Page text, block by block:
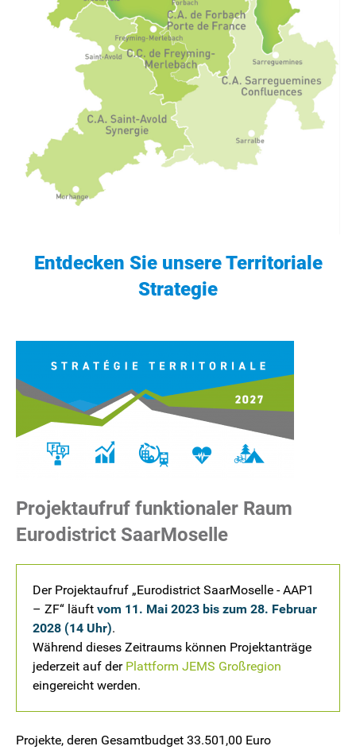
Entdecken Sie unsere Territoriale
Strategie
Projektaufruf funktionaler Raum
Eurodistrict SaarMoselle
Der Projektaufruf „Eurodistrict SaarMoselle - AAP1
– ZF“ läuft vom 11. Mai 2023 bis zum 28. Februar
2028 (14 Uhr).
Während dieses Zeitraums können Projektanträge
jederzeit auf der Plattform JEMS Großregion
eingereicht werden.
Projekte, deren Gesamtbudget 33.501,00 Euro